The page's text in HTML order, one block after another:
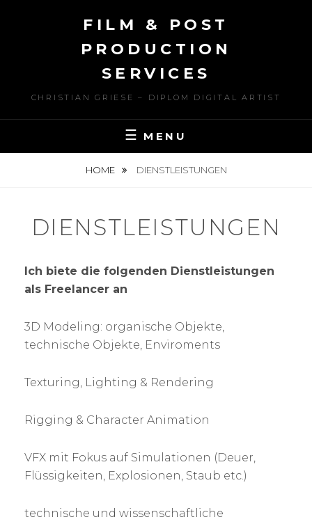
FILM & POST
PRODUCTION
SERVICES
CHRISTIAN GRIESE – DIPLOM DIGITAL ARTIST
MENU
HOME DIENSTLEISTUNGEN
DIENSTLEISTUNGEN
Ich biete die folgenden Dienstleistungen
als Freelancer an
3D Modeling: organische Objekte,
technische Objekte, Enviroments
Texturing, Lighting & Rendering
Rigging & Character Animation
VFX mit Fokus auf Simulationen (Deuer,
Flüssigkeiten, Explosionen, Staub etc.)
technische und wissenschaftliche